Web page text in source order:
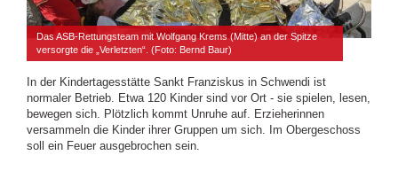
Das ASB-Rettungsteam mit Wolfgang Krems (Mitte) an der Spitze
versorgte die „Verletzten“. (Foto: Bernd Baur)
In der Kindertagesstätte Sankt Franziskus in Schwendi ist
normaler Betrieb. Etwa 120 Kinder sind vor Ort - sie spielen, lesen,
bewegen sich. Plötzlich kommt Unruhe auf. Erzieherinnen
versammeln die Kinder ihrer Gruppen um sich. Im Obergeschoss
soll ein Feuer ausgebrochen sein.